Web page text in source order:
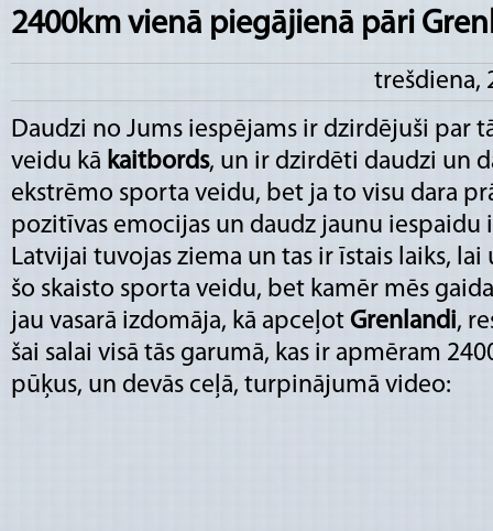
2400km vienā piegājienā pāri
trešdiena,
Daudzi no Jums iespējams ir dzirdējuši par
veidu kā kaitbords, un ir dzirdēti daudzi un
ekstrēmo sporta veidu, bet ja to visu dara
pozitīvas emocijas un daudz jaunu iespaidu
Latvijai tuvojas ziema un tas ir īstais laiks,
šo skaisto sporta veidu, bet kamēr mēs
jau vasarā izdomāja, kā apceļot Grenlandi,
šai salai visā tās garumā, kas ir apmēram
pūķus, un devās ceļā, turpinājumā video: